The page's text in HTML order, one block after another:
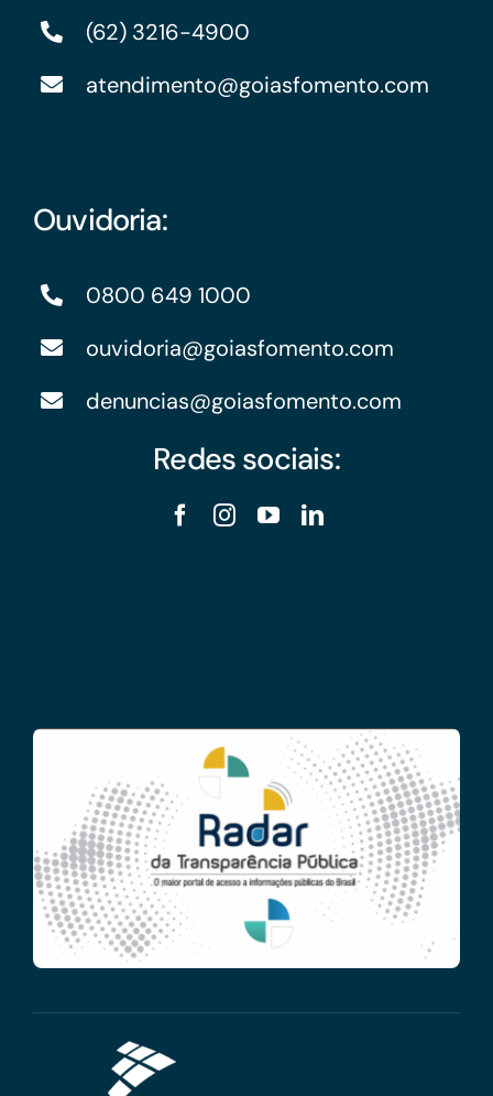
(62) 3216-4900
atendimento@goiasfomento.com
Ouvidoria:
0800 649 1000
ouvidoria@goiasfomento.com
denuncias@goiasfomento.com
Redes sociais: